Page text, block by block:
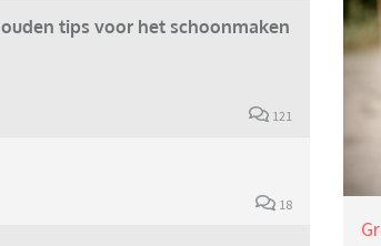
tips voor het schoonmaken
121
18